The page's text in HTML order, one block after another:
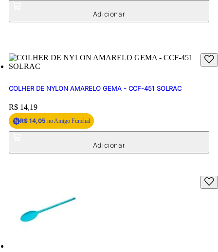
COLHER DE NYLON AMARELO GEMA - CCF-451 SOLRAC
Price:
R$ 14,19
R$ 14,05 no Amigo Funchal